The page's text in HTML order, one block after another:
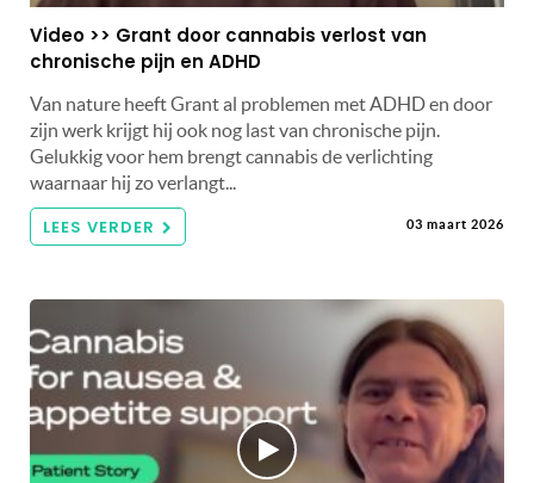
Video >> Grant door cannabis verlost van
chronische pijn en ADHD
Van nature heeft Grant al problemen met ADHD en door
zijn werk krijgt hij ook nog last van chronische pijn.
Gelukkig voor hem brengt cannabis de verlichting
waarnaar hij zo verlangt...
LEES VERDER 03 maart 2026